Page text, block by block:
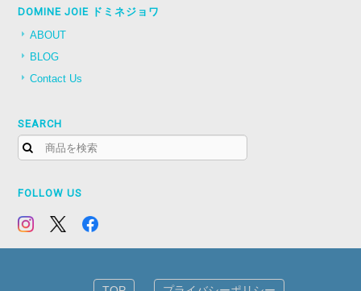
DOMINE JOIE ドミネジョワ
ABOUT
BLOG
Contact Us
SEARCH
FOLLOW US